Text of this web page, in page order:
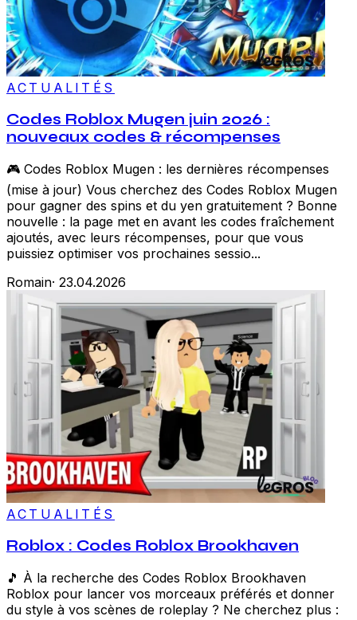
ACTUALITÉS
Codes Roblox Mugen juin 2026 :
nouveaux codes & récompenses
🎮 Codes Roblox Mugen : les dernières récompenses
(mise à jour) Vous cherchez des Codes Roblox Mugen
pour gagner des spins et du yen gratuitement ? Bonne
nouvelle : la page met en avant les codes fraîchement
ajoutés, avec leurs récompenses, pour que vous
puissiez optimiser vos prochaines sessio...
Romain· 23.04.2026
ACTUALITÉS
Roblox : Codes Roblox Brookhaven
🎵 À la recherche des Codes Roblox Brookhaven
Roblox pour lancer vos morceaux préférés et donner
du style à vos scènes de roleplay ? Ne cherchez plus :